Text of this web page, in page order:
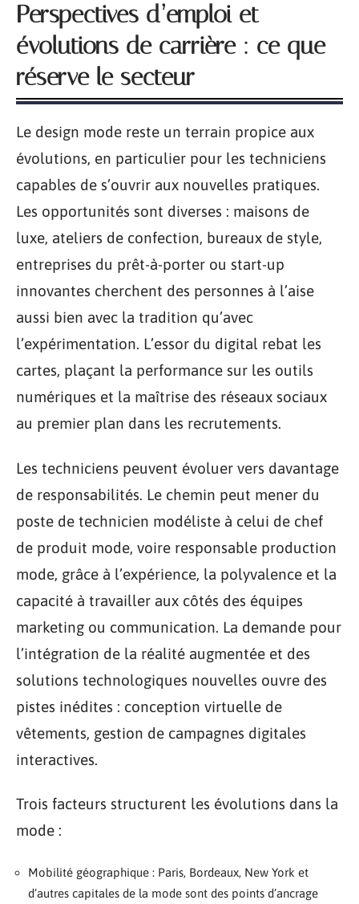
Perspectives d’emploi et
évolutions de carrière : ce que
réserve le secteur
Le design mode reste un terrain propice aux
évolutions, en particulier pour les techniciens
capables de s’ouvrir aux nouvelles pratiques.
Les opportunités sont diverses : maisons de
luxe, ateliers de confection, bureaux de style,
entreprises du prêt-à-porter ou start-up
innovantes cherchent des personnes à l’aise
aussi bien avec la tradition qu’avec
l’expérimentation. L’essor du digital rebat les
cartes, plaçant la performance sur les outils
numériques et la maîtrise des réseaux sociaux
au premier plan dans les recrutements.
Les techniciens peuvent évoluer vers davantage
de responsabilités. Le chemin peut mener du
poste de technicien modéliste à celui de chef
de produit mode, voire responsable production
mode, grâce à l’expérience, la polyvalence et la
capacité à travailler aux côtés des équipes
marketing ou communication. La demande pour
l’intégration de la réalité augmentée et des
solutions technologiques nouvelles ouvre des
pistes inédites : conception virtuelle de
vêtements, gestion de campagnes digitales
interactives.
Trois facteurs structurent les évolutions dans la
mode :
Mobilité géographique : Paris, Bordeaux, New York et
d’autres capitales de la mode sont des points d’ancrage